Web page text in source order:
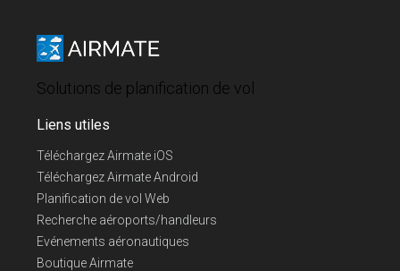
Solutions de planification de vol
Liens utiles
Téléchargez Airmate iOS
Téléchargez Airmate Android
Planification de vol Web
Recherche aéroports/handleurs
Evénements aéronautiques
Boutique Airmate